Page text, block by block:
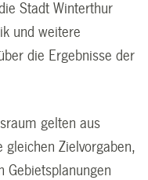
Stadt Winterthur
und weitere
die Ergebnisse der
gelten aus
gleichen Zielvorgaben,
Gebietsplanungen